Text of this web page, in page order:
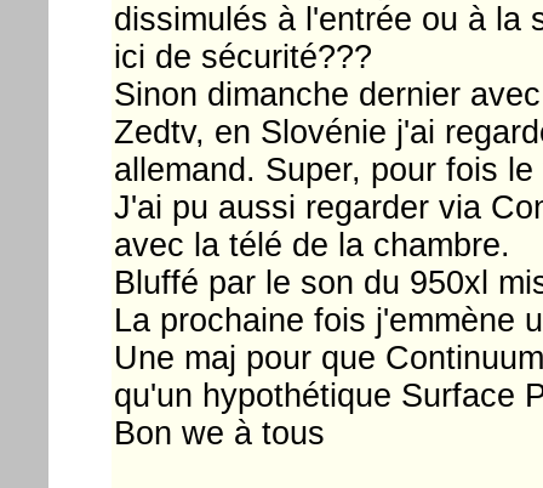
dissimulés à l'entrée ou à la
ici de sécurité???
Sinon dimanche dernier
Zedtv, en Slovénie j'ai
allemand. Super, pour fois
J'ai pu aussi regarder via
avec la télé de la chambre.
Bluffé par le son du 950xl
La prochaine fois j'emmène
Une maj pour que
qu'un hypothétique Surface
Bon we à tous